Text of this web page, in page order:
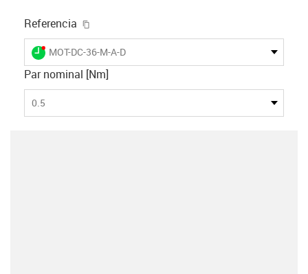
Referencia
igus-icon-lieferzeit-dot
MOT-DC-36-M-A-D
Par nominal [Nm]
0.5